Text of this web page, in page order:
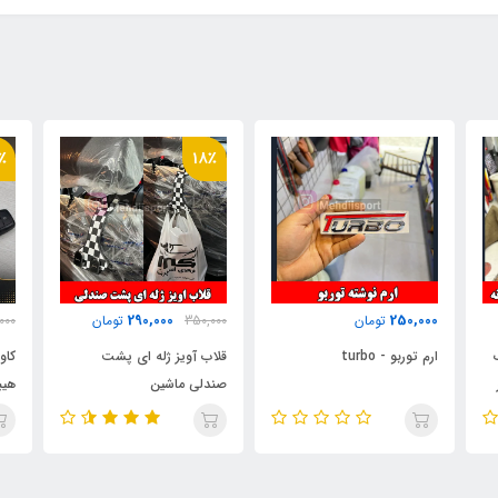
250,000 تومان
ارم توربو - turbo
18٪
350,000
290,000 تومان
قلاب آویز ژله ای پشت
صندلی ماشین